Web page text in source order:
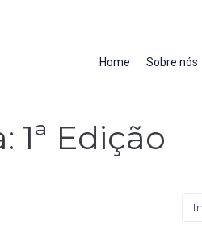
Home Sobre nós
1ª Edição